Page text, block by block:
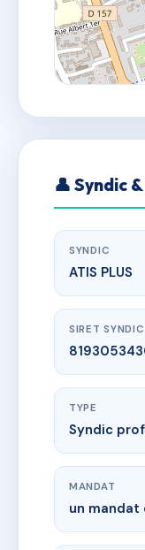
👤 Syndic
SYNDIC
ATIS PLUS
SIRET SYNDIC
TYPE
Syndic
MANDAT
un mandat